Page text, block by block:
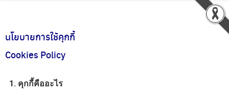
นโยบายการใช้คุกกี้
Cookies Policy
1. คุกกี้คืออะไร